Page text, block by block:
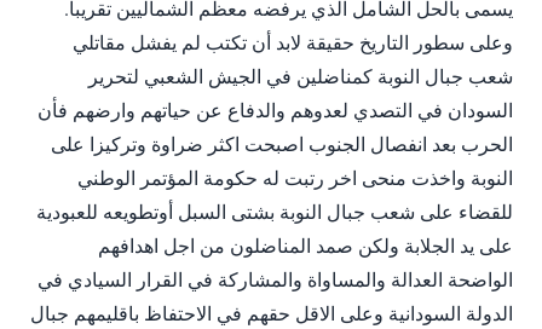
يسمى بالحل الشامل الذي يرفضه معظم الشماليين تقريبا.
وعلى سطور التاريخ حقيقة لابد أن تكتب لم يفشل مقاتلي
شعب جبال النوبة كمناضلين في الجيش الشعبي لتحرير
السودان في التصدي لعدوهم والدفاع عن حياتهم وارضهم فأن
الحرب بعد انفصال الجنوب اصبحت اكثر ضراوة وتركيزا على
النوبة واخذت منحى اخر رتبت له حكومة المؤتمر الوطني
للقضاء على شعب جبال النوبة بشتى السبل أوتطويعه للعبودية
على يد الجلابة ولكن صمد المناضلون من اجل اهدافهم
الواضحة العدالة والمساواة والمشاركة في القرار السيادي في
الدولة السودانية وعلى الاقل حقهم في الاحتفاظ باقليمهم جبال